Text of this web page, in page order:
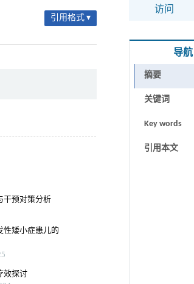
引用格式 ▾
访问
导航
摘要
关键词
Key words
引用本文